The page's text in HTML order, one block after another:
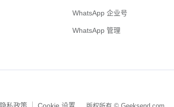
WhatsApp 企业号
WhatsApp 管理
隐私政策 Cookie 设置